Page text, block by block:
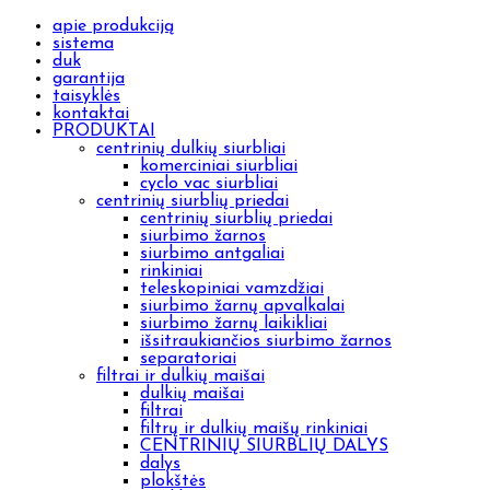
apie produkciją
sistema
duk
garantija
taisyklės
kontaktai
PRODUKTAI
centrinių dulkių siurbliai
komerciniai siurbliai
cyclo vac siurbliai
centrinių siurblių priedai
centrinių siurblių priedai
siurbimo žarnos
siurbimo antgaliai
rinkiniai
teleskopiniai vamzdžiai
siurbimo žarnų apvalkalai
siurbimo žarnų laikikliai
išsitraukiančios siurbimo žarnos
separatoriai
filtrai ir dulkių maišai
dulkių maišai
filtrai
filtrų ir dulkių maišų rinkiniai
CENTRINIŲ SIURBLIŲ DALYS
dalys
plokštės